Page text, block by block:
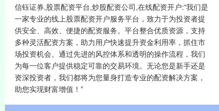
信钰证券,股票配资平台,炒股配资公司,在线配资开户:“我们是
一家专业的线上股票配资开户服务平台，致力于为投资者提
供安全、高效、便捷的配资服务。平台整合优质资源，支持
多种灵活配资方案，助力用户快速提升资金利用率，抓住市
场投资机会。通过先进的风控体系和透明的操作流程，我们
为每一位客户提供稳定可靠的交易环境。无论您是新手还是
资深投资者，我们都将为您量身打造专业的配资解决方案，
助您实现财富增值！”